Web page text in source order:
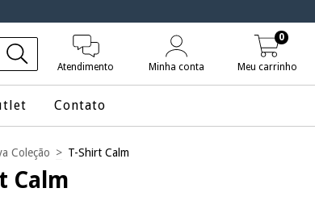
Atendimento Minha conta Meu carrinho
0
Contato
Coleção > T-Shirt Calm
Calm